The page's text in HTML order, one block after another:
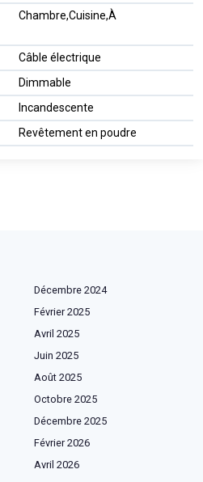
Chambre,Cuisine,À
Câble électrique
Dimmable
Incandescente
Revêtement en poudre
Décembre 2024
Février 2025
Avril 2025
Juin 2025
Août 2025
Octobre 2025
Décembre 2025
Février 2026
Avril 2026